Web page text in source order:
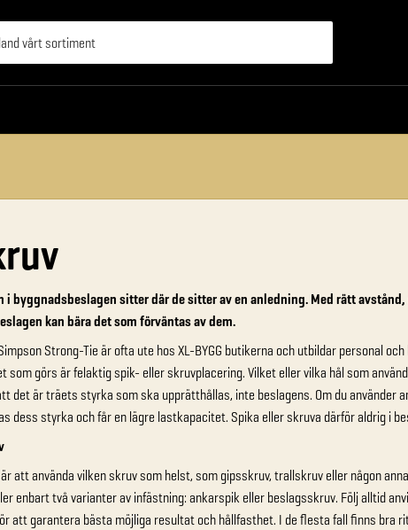
Guiden
i byggnadsbeslagen sitter där de sitter av en anledning. Med rätt
kan bära det som förväntas av dem.
Strong-Tie är ofta ute hos XL-BYGG butikerna och utbildar personal och
som görs är felaktig spik- eller skruvplacering. Vilket eller vilka hål som
det är träets styrka som ska upprätthållas, inte beslagens. Om du använder
dess styrka och får en lägre lastkapacitet. Spika eller skruva därför aldrig i
att använda vilken skruv som helst, som gipsskruv, trallskruv eller någon
enbart två varianter av infästning: ankarspik eller beslagsskruv. Följ alltid
att garantera bästa möjliga resultat och hållfasthet. I de flesta fall finns bra